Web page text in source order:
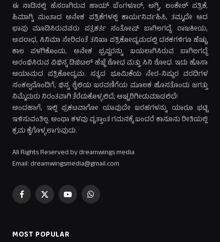
ಈ ನಾಡಿನಲ್ಲಿ ಹೆಸರಾಗಿರುವ ಹಾಯ್ ಬೆಂಗಳೂರ್, ಅಗ್ನಿ, ಲಂಕೇಶ್ ಪತ್ರಿಕೆ,
ಹಿಮಾಗ್ನಿ ಮಂತಾದ ಅನೇಕ ಪತ್ರಿಕೆಗಳಲ್ಲಿ ಕಾರ್ಯನಿರ್ವಹಿಸಿ, ತಮ್ಮದೇ ಆದ
ಛಾಪು ಮೂಡಿಸಿರುವವರು ಪತ್ರಕರ್ತ ಸಂತೋಷ್ ಬಾಗಿಲಗದ್ದೆ. ರಾಜಕೀಯ,
ಅಪರಾಧ, ಸಿನಿಮಾ ಸೇರಿದಂತೆ ತನಿಖಾ ಪತ್ರಿಕೋದ್ಯಮದಲ್ಲಿ ದಶಕಗಳಿಗೂ ಹೆಚ್ಚು
ಕಾಲ ಪಳಗಿಕೊಂಡು, ಅನೇಕ ಭ್ರಷ್ಟರನ್ನು ಬಯಲಾಗಿಸಿರುವ ಬಾಗಿಲಗದ್ದೆ
ಆರಂಭಿಸಿರುವ ವಿಭಿನ್ನ ಡಿಜಿಟಲ್ ಹೆಜ್ಜೆ ಶೋಧ ಮತ್ತು ಸಿನಿ ಶೋಧ. ಇದು ಹೊಸಾ
ಆಯಾಮದ ಪತ್ರಿಕೋದ್ಯಮ. ಸತ್ಯದ ಭೂಮಿಕೆಯ ನೇರ-ನಿಷ್ಠುರ ವರದಿಗಳ
ಸಂಕಲ್ಪದೊಂದಿಗೆ, ಭಿನ್ನ ಶೈಲಿಯ ಬರವಣಿಗೆಯ ಮೂಲಕ ಹೊಸತೊಂದು ಜಗತ್ತು
ನಿಮ್ಮೆದುರು ನಿರಂತವಾಗಿ ತೆರೆದುಕೊಳ್ಳಲಿದೆ; ಅಚ್ಚರಿಗೀಡುಮಾಡಲಿದೆ!
ಅಂದಹಾಗೆ, ಇಲ್ಲಿ ಪ್ರಕಟವಾಗೋ ಯಾವುದೇ ಬರಹಗಳನ್ನು ಯಾರೂ ಭಟ್ಟಿ
ಇಳಿಸುವಂತಿಲ್ಲ. ಅಂಥಾ ಕಳವು ವೃತ್ತಾಂತ ಗಮನಕ್ಕೆ ಬಂದರೆ ಕಾನೂನು ರೀತಿಯಲ್ಲಿ
ಕ್ರಮ ಕೈಗೊಳ್ಳಲಾಗುವುದು.
All Rights Reserved by dreamwings media
Email: dreamwingsmedia@gmail.com
Facebook
X
YouTubeWhatsApp
MOST POPULAR